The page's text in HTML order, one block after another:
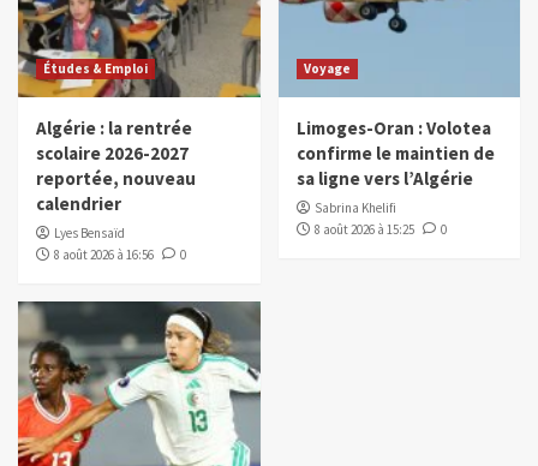
Études & Emploi
Algérie : la rentrée
scolaire 2026-2027
reportée, nouveau
calendrier
Lyes Bensaïd
8 août 2026 à 16:56
0
Voyage
Limoges-Oran : Volotea
confirme le maintien de
sa ligne vers l’Algérie
Sabrina Khelifi
8 août 2026 à 15:25
0